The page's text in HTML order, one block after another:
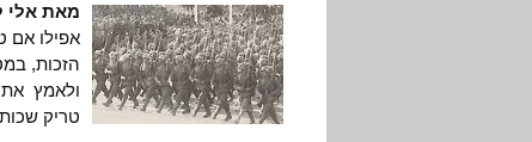
מאת אלי
אפילו אם
הזכות,
טריק